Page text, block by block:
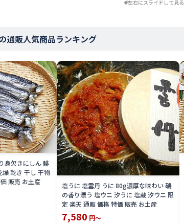
左右にスライドして見る
通販人気商品ランキング
身欠きにしん 鯡
燥 乾き 干し 干物
販売 お土産
塩うに 塩雲丹 うに 80g濃厚な味わい 磯
の香り漂う 塩ウニ 汐うに 塩蔵 汐ウニ 限
定 楽天 通販 価格 特価 販売 お土産
7,580 円～